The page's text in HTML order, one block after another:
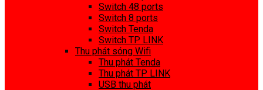
Switch 48 ports
Switch 8 ports
Switch Tenda
Switch TP LINK
Thu phát sóng Wifi
Thu phát Tenda
Thu phát TP LINK
USB thu phát